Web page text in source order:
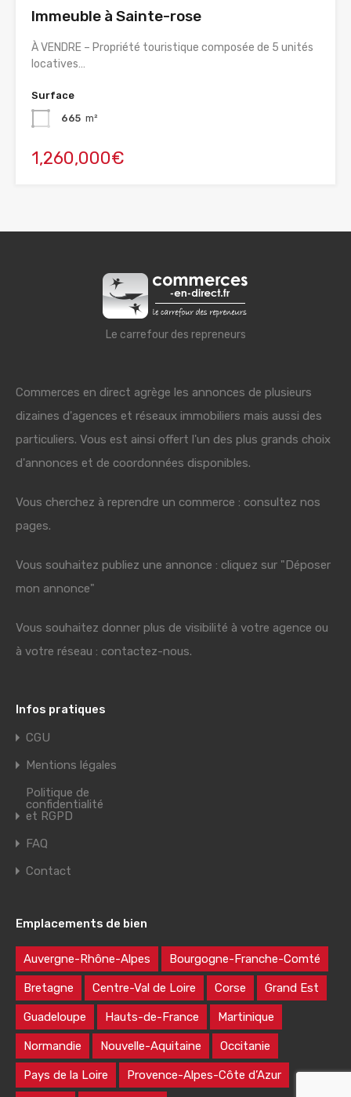
Immeuble à Sainte-rose
À VENDRE – Propriété touristique composée de 5 unités
locatives…
Surface
665 m²
1,260,000€
Le carrefour des repreneurs
Commerces en direct agrège les annonces de plusieurs
dizaines d'agences et réseaux immobiliers mais aussi des
particuliers. Vous est ainsi offert l'un des plus grands choix
d'annonces et de coordonnées disponibles.
Vous cherchez à reprendre un commerce : consultez nos
pages.
Vous souhaitez publiez une annonce : cliquez sur "Déposer
mon annonce"
Vous souhaitez donner plus de visibilité à votre agence ou
à votre réseau : contactez-nous.
Infos pratiques
CGU
Mentions légales
Politique de
confidentialité
et RGPD
FAQ
Contact
Emplacements de bien
Auvergne-Rhône-Alpes Bourgogne-Franche-Comté
Bretagne Centre-Val de Loire Corse Grand Est
Guadeloupe Hauts-de-France Martinique
Normandie Nouvelle-Aquitaine Occitanie
Pays de la Loire Provence-Alpes-Côte d’Azur